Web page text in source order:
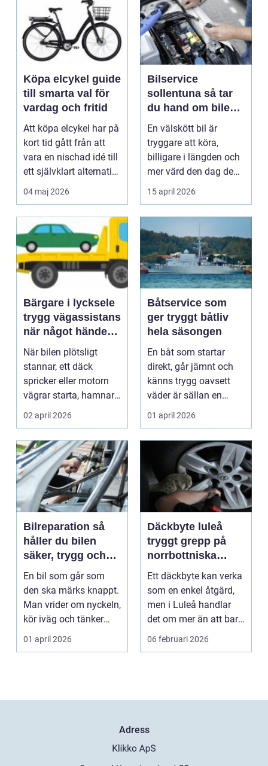
Köpa elcykel guide
till smarta val för
vardag och fritid
Att köpa elcykel har på
kort tid gått från att
vara en nischad idé till
ett självklart alternativ
fö...
04 maj 2026
Bilservice
sollentuna så tar
du hand om bilen
på rätt sätt
En välskött bil är
tryggare att köra,
billigare i längden och
mer värd den dag den
ska säljas. Många...
15 april 2026
Bärgare i lycksele
trygg vägassistans
när något händer
på vägen
När bilen plötsligt
stannar, ett däck
spricker eller motorn
vägrar starta, hamnar
många i samma läge...
02 april 2026
Båtservice som
ger tryggt båtliv
hela säsongen
En båt som startar
direkt, går jämnt och
känns trygg oavsett
väder är sällan en
slump. Bakom varje
01 april 2026
Bilreparation så
håller du bilen
säker, trygg och
ekonomisk
En bil som går som
den ska märks knappt.
Man vrider om nyckeln,
kör iväg och tänker
inte mer på det....
01 april 2026
Däckbyte luleå
tryggt grepp på
norrbottniska
vägar
Ett däckbyte kan verka
som en enkel åtgärd,
men i Luleå handlar
det om mer än att bara
byta gummi mo...
06 februari 2026
Adress